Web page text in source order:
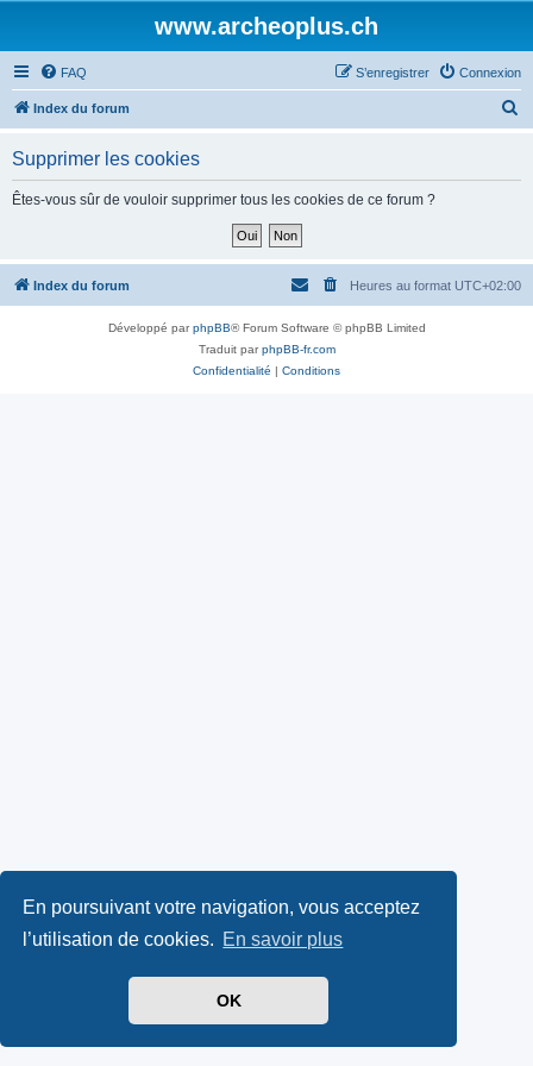
En poursuivant votre navigation, vous acceptez
l’utilisation de cookies. En savoir plus
OK
www.archeoplus.ch
FAQ Connexion
S’enregistrer
Index du forum
h
Supprimer les cookies
Êtes-vous sûr de vouloir supprimer tous les cookies de ce forum ?
Index du forum Heures au format UTC+02:00
Développé parphpBB® Forum Software © phpBB Limited
Traduit parphpBB-fr.com
Confidentialité | Conditions